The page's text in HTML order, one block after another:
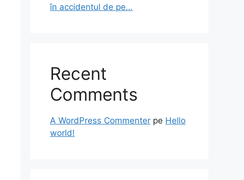
în accidentul de pe…
Recent
Comments
A WordPress Commenter pe Hello
world!